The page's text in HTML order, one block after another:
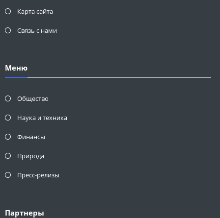
Карта сайта
Связь с нами
Меню
Общество
Наука и техника
Финансы
Природа
Пресс-релизы
Партнеры